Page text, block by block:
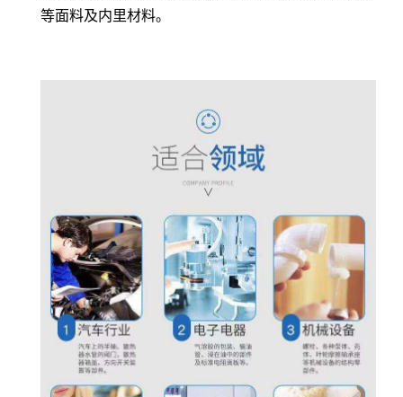
等面料及内里材料。